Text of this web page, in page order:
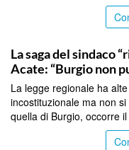
La saga del sindaco
Acate: “Burgio non
La legge regionale ha
incostituzionale ma non
quella di Burgio, occorre